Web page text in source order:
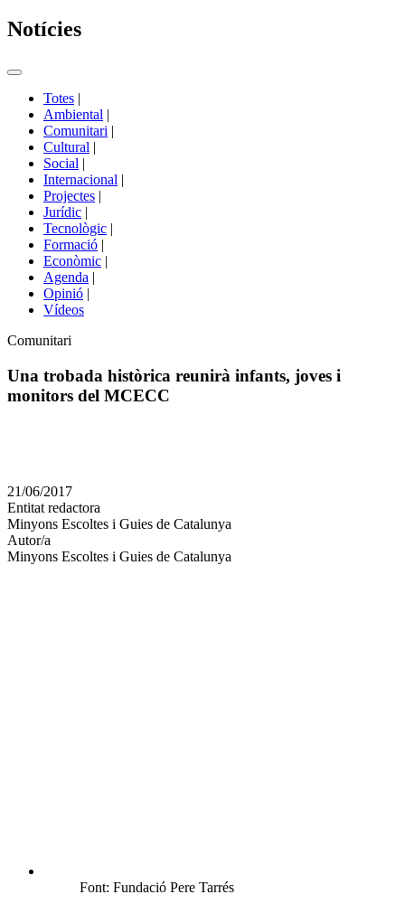
Notícies
Commutador
portals
Totes |
Ambiental |
Comunitari |
Cultural |
Social |
Internacional |
Projectes |
Jurídic |
Tecnològic |
Formació |
Econòmic |
Agenda |
Opinió |
Vídeos
Àmbit
la
notícia
Comunitari
Una trobada històrica reunirà infants, joves i
monitors del MCECC
en
altres
xarxes
socials
21/06/2017
Entitat redactora
Minyons Escoltes i Guies de Catalunya
Autor/a
Minyons Escoltes i Guies de Catalunya
Font: Fundació Pere Tarrés